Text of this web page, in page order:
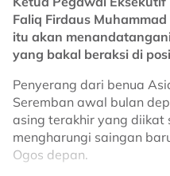
No node context
Related Topics
#SUKMA #liga super
Faliq Firdaus
itu akan
yang bakal beraksi di
Penyerang dari benua
Seremban awal bulan
asing terakhir yang diikat
mengharungi saingan
Ogos depan.